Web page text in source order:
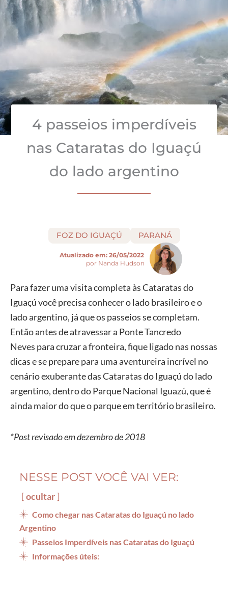
4 passeios imperdíveis
nas Cataratas do Iguaçú
do lado argentino
FOZ DO IGUAÇÚ PARANÁ
Atualizado em: 26/05/2022
por Nanda Hudson
Para fazer uma visita completa às Cataratas do
Iguaçú você precisa conhecer o lado brasileiro e o
lado argentino, já que os passeios se completam.
Então antes de atravessar a Ponte Tancredo
Neves para cruzar a fronteira, fique ligado nas nossas
dicas e se prepare para uma aventureira incrível no
cenário exuberante das Cataratas do Iguaçú do lado
argentino, dentro do Parque Nacional Iguazú, que é
ainda maior do que o parque em território brasileiro.
*Post revisado em dezembro de 2018
NESSE POST VOCÊ VAI VER:
ocultar
Como chegar nas Cataratas do Iguaçú no lado
Argentino
Passeios Imperdíveis nas Cataratas do Iguaçú
Informações úteis: